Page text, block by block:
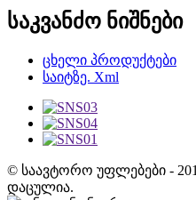
საკვანძო ნიშნები
ცხელი პროდუქტები
საიტზე. Xml
© საავტორო უფლებები -
დაცულია.